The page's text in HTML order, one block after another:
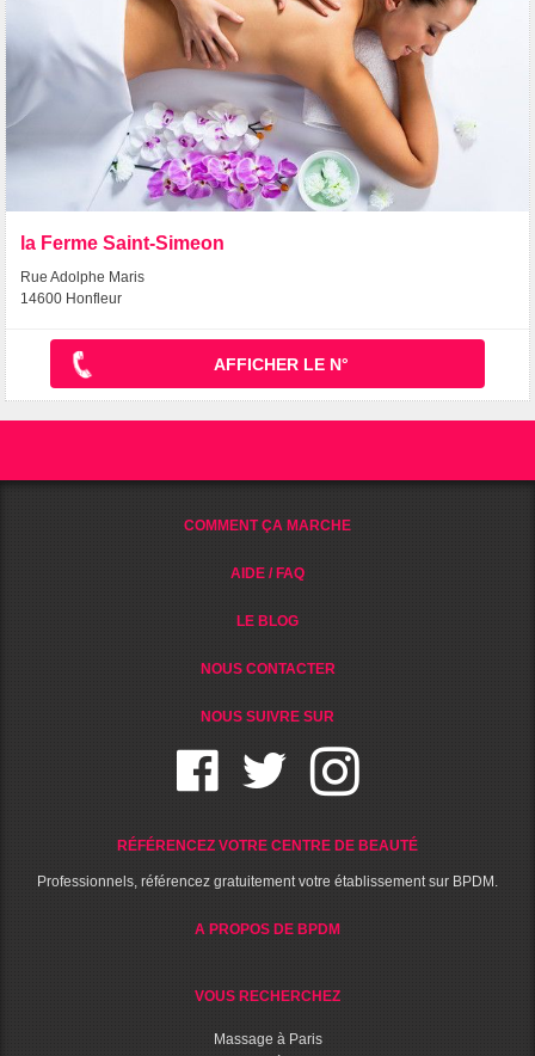
la Ferme Saint-Simeon
Rue Adolphe Maris
14600 Honfleur
AFFICHER LE N°
COMMENT ÇA MARCHE
AIDE / FAQ
LE BLOG
NOUS CONTACTER
NOUS SUIVRE SUR
RÉFÉRENCEZ VOTRE CENTRE DE BEAUTÉ
Professionnels, référencez gratuitement votre établissement sur BPDM.
A PROPOS DE BPDM
VOUS RECHERCHEZ
Massage à Paris